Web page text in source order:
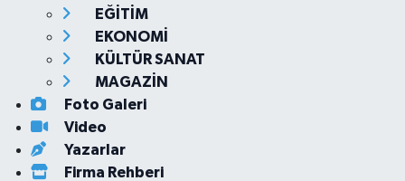
EĞİTİM
EKONOMİ
KÜLTÜR SANAT
MAGAZİN
Foto Galeri
Video
Yazarlar
Firma Rehberi